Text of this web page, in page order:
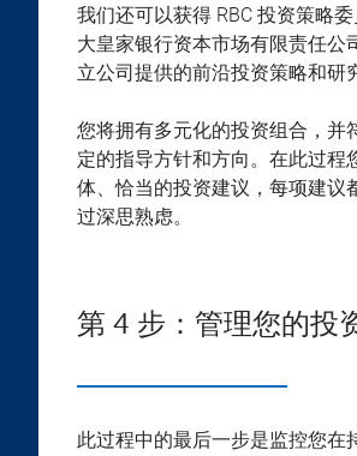
我们还可以获得 RBC 投资策略
大皇家银行资本市场有限责任公
立公司提供的前沿投资策略和研
您将拥有多元化的投资组合，并
定的指导方针和方向。在此过程
体、恰当的投资建议，每项建议
过深思熟虑。
第 4 步：管理您的投
此过程中的最后一步是监控您在